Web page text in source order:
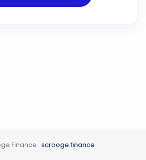
Finance · scrooge.finance